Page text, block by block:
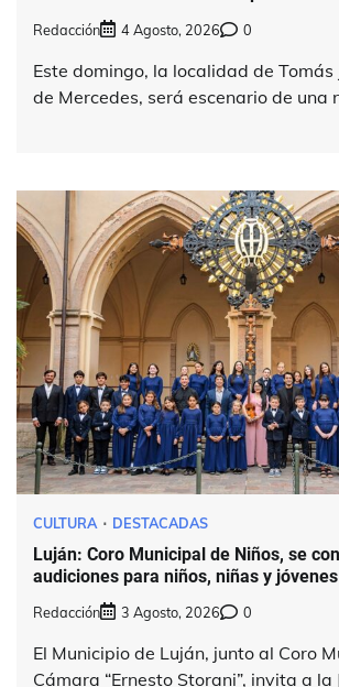
Redacción 4 Agosto, 2026 0
Este domingo, la localidad de
de Mercedes, será escenario de una
CULTURA DESTACADAS
Luján: Coro Municipal de Niños, se
audiciones para niños, niñas y jóvenes
Redacción 3 Agosto, 2026 0
El Municipio de Luján, junto al Coro
Cámara “Ernesto Storani”, invita a la